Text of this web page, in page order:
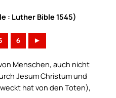
: Luther Bible 1545)
6 ►
Menschen, auch nicht
Jesum Christum und
hat von den Toten),